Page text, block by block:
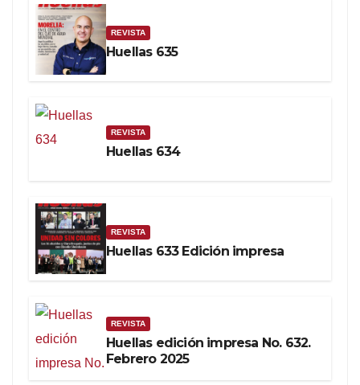
REVISTA
Huellas 635
REVISTA
Huellas 634
REVISTA
Huellas 633 Edición impresa
REVISTA
Huellas edición impresa No. 632.
Febrero 2025